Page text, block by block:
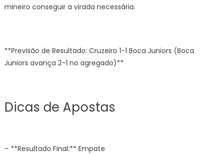
mineiro conseguir a virada necessária.
**Previsão de Resultado: Cruzeiro 1-1 Boca Juniors (Boca
Juniors avança 2-1 no agregado)**
Dicas de Apostas
– **Resultado Final:** Empate